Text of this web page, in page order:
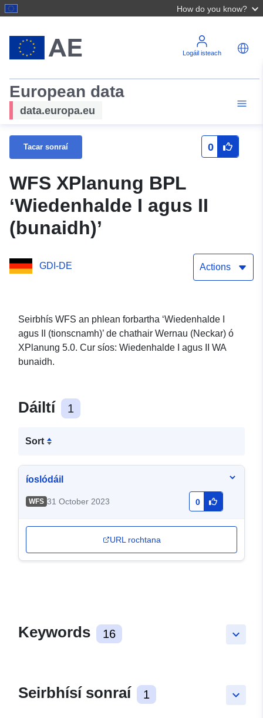
How do you know?
Logáil isteach
European data
data.europa.eu
Tacar sonraí 0
WFS XPlanung BPL
‘Wiedenhalde I agus II
(bunaidh)’
GDI-DE Actions
Seirbhís WFS an phlean forbartha ‘Wiedenhalde I
agus II (tionscnamh)’ de chathair Wernau (Neckar) ó
XPlanung 5.0. Cur síos: Wiedenhalde I agus II WA
bunaidh.
Dáiltí 1
Sort
íoslódáil
WFS 31 October 2023 0
URL rochtana
keyboard_arrow_down
Keywords 16
keyboard_arrow_down
Seirbhísí sonraí 1